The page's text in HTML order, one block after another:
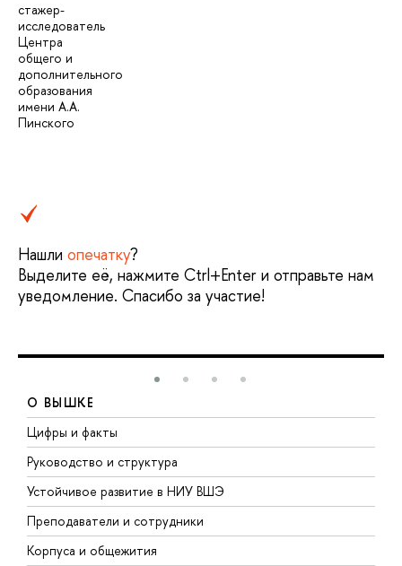
стажер-
исследователь
Центра
общего и
дополнительного
образования
имени А.А.
Пинского
Нашли опечатку?
Выделите её, нажмите Ctrl+Enter и отправьте нам
уведомление. Спасибо за участие!
О ВЫШКЕ
Цифры и факты
Руководство и структура
Устойчивое развитие в НИУ ВШЭ
Преподаватели и сотрудники
Корпуса и общежития